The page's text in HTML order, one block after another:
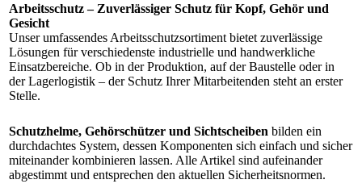
Arbeitsschutz – Zuverlässiger Schutz für Kopf, Gehör und
Gesicht
Unser umfassendes Arbeitsschutzsortiment bietet zuverlässige
Lösungen für verschiedenste industrielle und handwerkliche
Einsatzbereiche. Ob in der Produktion, auf der Baustelle oder in
der Lagerlogistik – der Schutz Ihrer Mitarbeitenden steht an erster
Stelle.
Schutzhelme, Gehörschützer und Sichtscheiben bilden ein
durchdachtes System, dessen Komponenten sich einfach und sicher
miteinander kombinieren lassen. Alle Artikel sind aufeinander
abgestimmt und entsprechen den aktuellen Sicherheitsnormen.